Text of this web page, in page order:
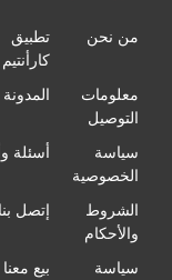
من نحن
تطبيق
كارأنتيم
معلومات
التوصيل
المدونة
سياسة
الخصوصية
أسئلة
الشروط
والأحكام
إتصل بنا
سياسة
بيع معنا